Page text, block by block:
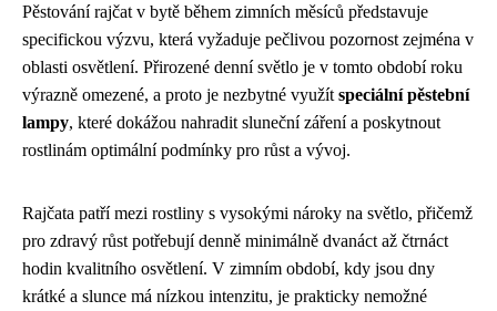
Pěstování rajčat v bytě během zimních měsíců představuje
specifickou výzvu, která vyžaduje pečlivou pozornost zejména v
oblasti osvětlení. Přirozené denní světlo je v tomto období roku
výrazně omezené, a proto je nezbytné využít speciální pěstební
lampy, které dokážou nahradit sluneční záření a poskytnout
rostlinám optimální podmínky pro růst a vývoj.
Rajčata patří mezi rostliny s vysokými nároky na světlo, přičemž
pro zdravý růst potřebují denně minimálně dvanáct až čtrnáct
hodin kvalitního osvětlení. V zimním období, kdy jsou dny
krátké a slunce má nízkou intenzitu, je prakticky nemožné